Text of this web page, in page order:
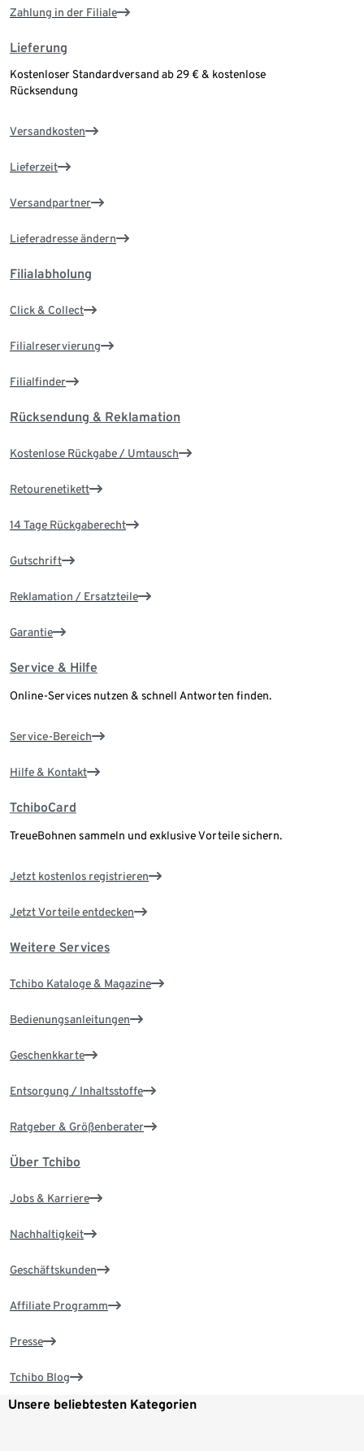
Zahlung in der Filiale
Lieferung
Kostenloser Standardversand ab 29 € & kostenlose
Rücksendung
Versandkosten
Lieferzeit
Versandpartner
Lieferadresse ändern
Filialabholung
Click & Collect
Filialreservierung
Filialfinder
Rücksendung & Reklamation
Kostenlose Rückgabe / Umtausch
Retourenetikett
14 Tage Rückgaberecht
Gutschrift
Reklamation / Ersatzteile
Garantie
Service & Hilfe
Online-Services nutzen & schnell Antworten finden.
Service-Bereich
Hilfe & Kontakt
TchiboCard
TreueBohnen sammeln und exklusive Vorteile sichern.
Jetzt kostenlos registrieren
Jetzt Vorteile entdecken
Weitere Services
Tchibo Kataloge & Magazine
Bedienungsanleitungen
Geschenkkarte
Entsorgung / Inhaltsstoffe
Ratgeber & Größenberater
Über Tchibo
Jobs & Karriere
Nachhaltigkeit
Geschäftskunden
Affiliate Programm
Presse
Tchibo Blog
Unsere beliebtesten Kategorien